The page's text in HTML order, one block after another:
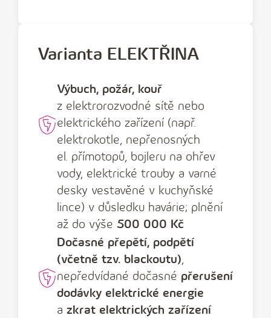
Varianta ELEKTŘINA
Výbuch, požár, kouř
z elektrorozvodné sítě nebo
elektrického zařízení (např.
elektrokotle, nepřenosných
el. přímotopů, bojleru na ohřev
vody, elektrické trouby a varné
desky vestavěné v kuchyňské
lince) v důsledku havárie; plnění
až do výše 500 000 Kč
Dočasné přepětí, podpětí
(včetně tzv. blackoutu),
nepředvídané dočasné přerušení
dodávky elektrické energie
a zkrat elektrických zařízení